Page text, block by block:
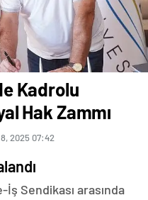
Kadrolu
Hak Zammı
2025 07:42
Sendikası arasında